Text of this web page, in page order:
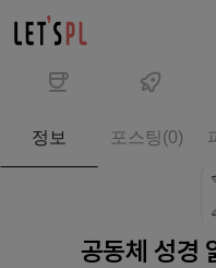
서
공동체 성경
정보 포스팅(0)